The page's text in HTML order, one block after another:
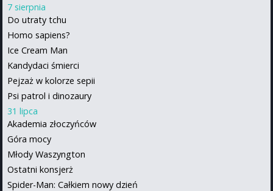
7 sierpnia
Do utraty tchu
Homo sapiens?
Ice Cream Man
Kandydaci śmierci
Pejzaż w kolorze sepii
Psi patrol i dinozaury
31 lipca
Akademia złoczyńców
Góra mocy
Młody Waszyngton
Ostatni konsjerż
Spider-Man: Całkiem nowy dzień